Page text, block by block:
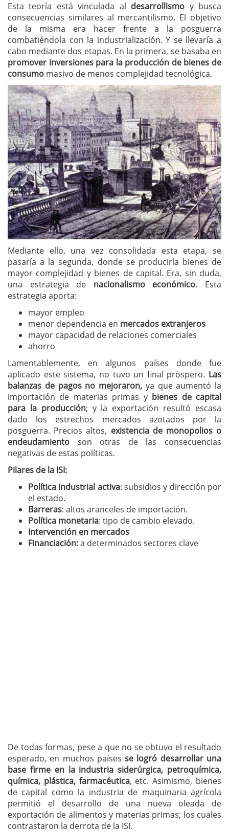
Esta teoría está vinculada al desarrollismo y busca
consecuencias similares al mercantilismo. El objetivo
de la misma era hacer frente a la posguerra
combatiéndola con la industrialización. Y se llevaría a
cabo mediante dos etapas. En la primera, se basaba en
promover inversiones para la producción de bienes de
consumo masivo de menos complejidad tecnológica.
Mediante ello, una vez consolidada esta etapa, se
pasaría a la segunda, donde se produciría bienes de
mayor complejidad y bienes de capital. Era, sin duda,
una estrategia de nacionalismo económico. Esta
estrategia aporta:
mayor empleo
menor dependencia en mercados extranjeros
mayor capacidad de relaciones comerciales
ahorro
Lamentablemente, en algunos países donde fue
aplicado este sistema, no tuvo un final próspero. Las
balanzas de pagos no mejoraron, ya que aumentó la
importación de materias primas y bienes de capital
para la producción; y la exportación resultó escasa
dado los estrechos mercados azotados por la
posguerra. Precios altos, existencia de monopolios o
endeudamiento son otras de las consecuencias
negativas de estas políticas.
Pilares de la ISI:
Política industrial activa: subsidios y dirección por
el estado.
Barreras: altos aranceles de importación.
Política monetaria: tipo de cambio elevado.
Intervención en mercados
Financiación:a determinados sectores clave
De todas formas, pese a que no se obtuvo el resultado
esperado, en muchos paísesse logró desarrollar una
base firme en la industria siderúrgica, petroquímica,
química, plástica, farmacéutica, etc. Asimismo, bienes
de capital como la industria de maquinaria agrícola
permitió el desarrollo de una nueva oleada de
exportación de alimentos y materias primas; los cuales
contrastaron la derrota de la ISI.